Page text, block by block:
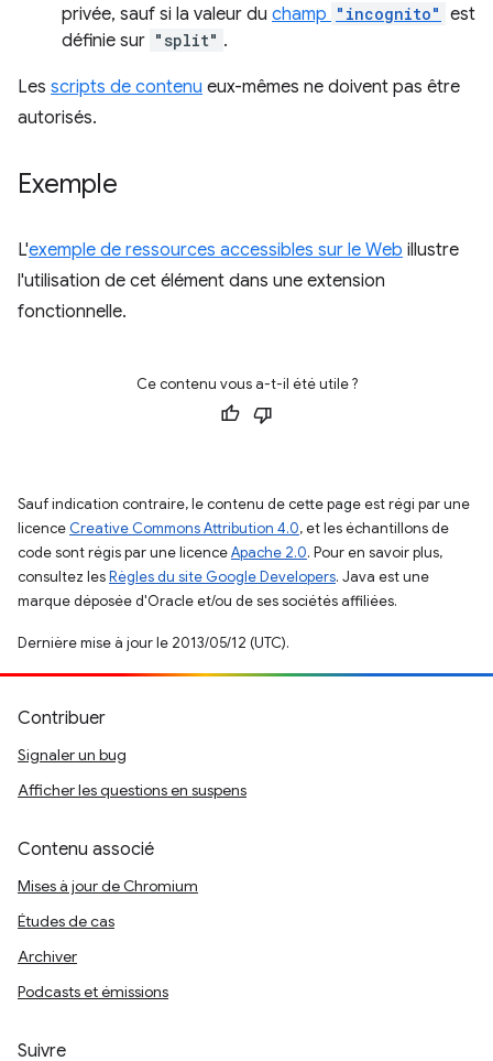
privée, sauf si la valeur du champ "incognito" est
définie sur "split" .
Les scripts de contenu eux-mêmes ne doivent pas être
autorisés.
Exemple
L'exemple de ressources accessibles sur le Web illustre
l'utilisation de cet élément dans une extension
fonctionnelle.
Ce contenu vous a-t-il été utile ?
Sauf indication contraire, le contenu de cette page est régi par une
licence Creative Commons Attribution 4.0, et les échantillons de
code sont régis par une licenceApache 2.0. Pour en savoir plus,
consultez lesRègles du site Google Developers. Java est une
marque déposée d'Oracle et/ou de ses sociétés affiliées.
Dernière mise à jour le 2013/05/12 (UTC).
Contribuer
Signaler un bug
Afficher les questions en suspens
Contenu associé
Mises à jour de Chromium
Études de cas
Archiver
Podcasts et émissions
Suivre